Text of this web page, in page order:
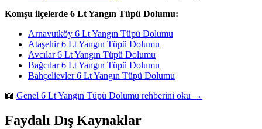
Komşu ilçelerde 6 Lt Yangın Tüpü Dolumu:
Arnavutköy 6 Lt Yangın Tüpü Dolumu
Ataşehir 6 Lt Yangın Tüpü Dolumu
Avcılar 6 Lt Yangın Tüpü Dolumu
Bağcılar 6 Lt Yangın Tüpü Dolumu
Bahçelievler 6 Lt Yangın Tüpü Dolumu
📖 Genel 6 Lt Yangın Tüpü Dolumu rehberini oku →
Faydalı Dış Kaynaklar